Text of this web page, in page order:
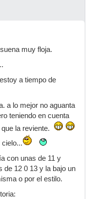
muy floja.
a tiempo de
a lo mejor no aguanta
teniendo en cuenta
la reviente.
con unas de 11 y
de 12 0 13 y la bajo un
o por el estilo.